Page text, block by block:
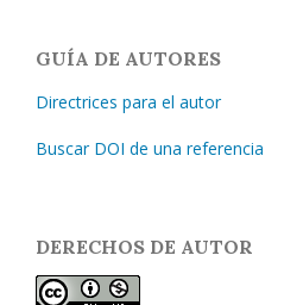
GUÍA DE AUTORES
Directrices para el autor
Buscar DOI de una referencia
DERECHOS DE AUTOR